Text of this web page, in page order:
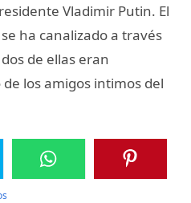
Vladimir Putin. El
ha canalizado a través
de ellas eran
los amigos intimos del